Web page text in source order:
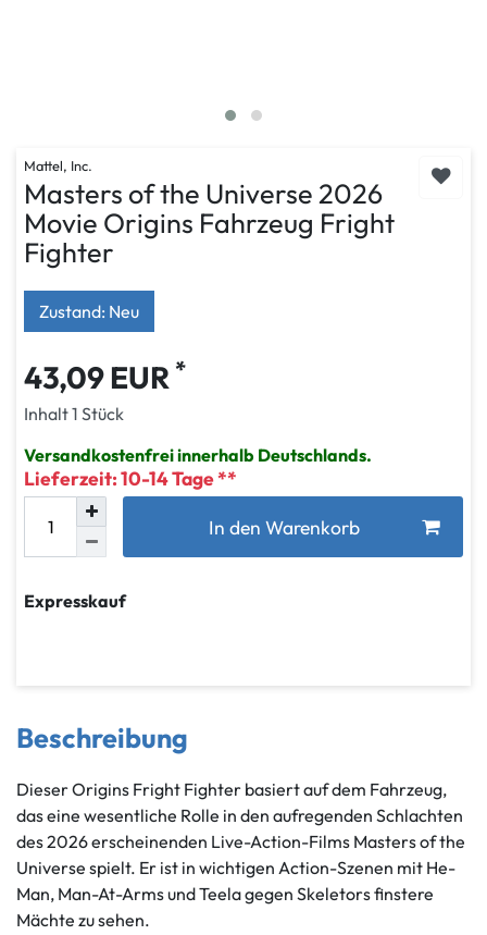
Mattel, Inc.
Masters of the Universe 2026
Movie Origins Fahrzeug Fright
Fighter
Zustand: Neu
43,09 EUR *
Inhalt1 Stück
Versandkostenfrei innerhalb Deutschlands.
Lieferzeit: 10-14 Tage
In den Warenkorb
Expresskauf
Beschreibung
Dieser Origins Fright Fighter basiert auf dem Fahrzeug,
das eine wesentliche Rolle in den aufregenden Schlachten
des 2026 erscheinenden Live-Action-Films Masters of the
Universe spielt. Er ist in wichtigen Action-Szenen mit He-
Man, Man-At-Arms und Teela gegen Skeletors finstere
Mächte zu sehen.